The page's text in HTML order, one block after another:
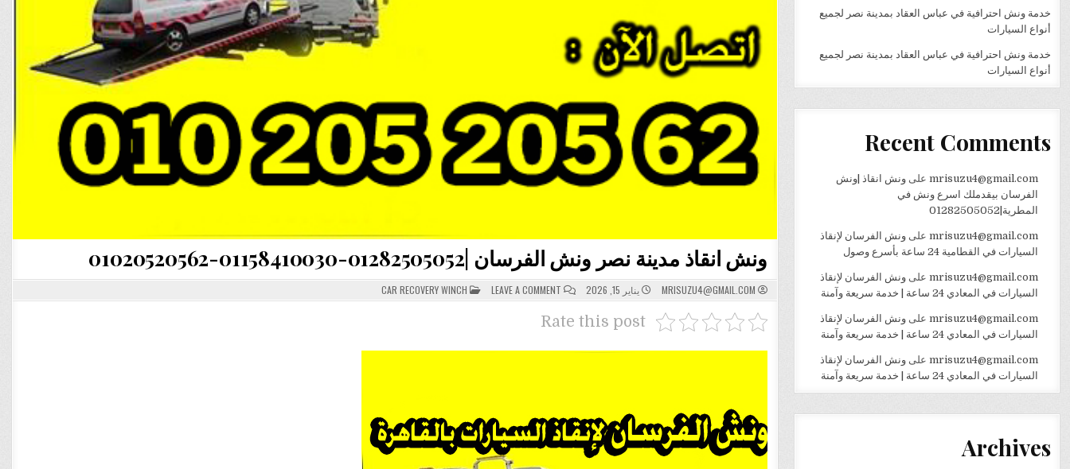
ونش انقاذ مدينة نصر ونش الفرسان |01282505052-01158410030-01020520562
MRISUZU4@GMAIL.COM يناير 15, 2026 LEAVE A COMMENT
ON
ونش
POSTED
IN
CAR RECOVERY WINCH
Rate this post
خدمة ونش احترافية في عباس العقاد بمدينة نصر لجميع
أنواع السيارات
خدمة ونش احترافية في عباس العقاد بمدينة نصر لجميع
أنواع السيارات
Recent Comments
mrisuzu4@gmail.comعلى ونش انقاذ |ونش
الفرسان بيقدملك اسرع ونش في
المطرية|01282505052
mrisuzu4@gmail.comعلى ونش الفرسان لإنقاذ
السيارات في القطامية 24 ساعة بأسرع وصول
mrisuzu4@gmail.comعلى ونش الفرسان لإنقاذ
السيارات في المعادي 24 ساعة | خدمة سريعة وآمنة
mrisuzu4@gmail.comعلى ونش الفرسان لإنقاذ
السيارات في المعادي 24 ساعة | خدمة سريعة وآمنة
mrisuzu4@gmail.comعلى ونش الفرسان لإنقاذ
السيارات في المعادي 24 ساعة | خدمة سريعة وآمنة
Archives